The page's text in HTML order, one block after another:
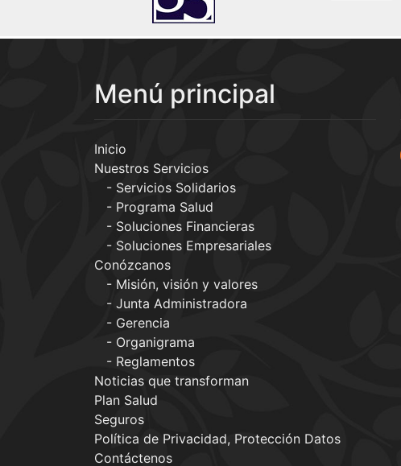
Menú principal
Inicio
Nuestros Servicios
Servicios Solidarios
Programa Salud
Soluciones Financieras
Soluciones Empresariales
Conózcanos
Misión, visión y valores
Junta Administradora
Gerencia
Organigrama
Reglamentos
Noticias que transforman
Plan Salud
Seguros
Política de Privacidad, Protección Datos
Contáctenos